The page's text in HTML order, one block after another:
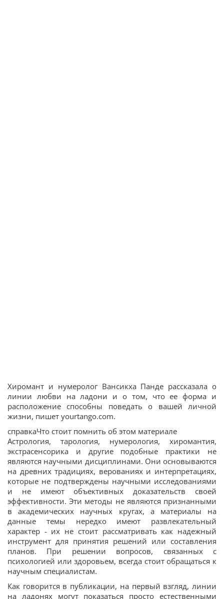
Хиромант и нумеролог Вансикха Панде рассказала о
линии любви на ладони и о том, что ее форма и
расположение способны поведать о вашей личной
жизни, пишет yourtango.com.
справкаЧто стоит помнить об этом материале
Астрология, тарология, нумерология, хиромантия,
экстрасенсорика и другие подобные практики не
являются научными дисциплинами. Они основываются
на древних традициях, верованиях и интерпретациях,
которые не подтверждены научными исследованиями
и не имеют объективных доказательств своей
эффективности. Эти методы не являются признанными
в академических научных кругах, а материалы на
данные темы нередко имеют развлекательный
характер - их не стоит рассматривать как надежный
инструмент для принятия решений или составления
планов. При решении вопросов, связанных с
психологией или здоровьем, всегда стоит обращаться к
научным специалистам.
Как говорится в публикации, на первый взгляд, линии
на ладонях могут показаться просто естественными